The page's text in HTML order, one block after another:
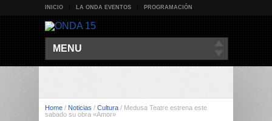
INICIO LA ONDA EVENTOS PROGRAMACIÓN
MENU
Home / Noticias / Cultura / Medusa Teatre estrena este
sabado su obra «Amor»